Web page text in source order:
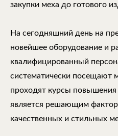
закупки меха до готового
На сегодняшний день на
новейшее оборудование и
квалифицированный
систематически посещают
проходят курсы повышения
является решающим
качественных и стильных